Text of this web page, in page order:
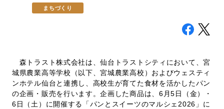
採用情報
日本語 English
お問い合わせ
まちづくり
森トラスト株式会社は、仙台トラストシティにおいて、宮
城県農業高等学校（以下、宮城農業高校）およびウェスティ
ンホテル仙台と連携し、高校生が育てた食材を活かしたパン
の企画・販売を行います。企画した商品は、6月5日（金）・
6日（土）に開催する「パンとスイーツのマルシェ2026」に